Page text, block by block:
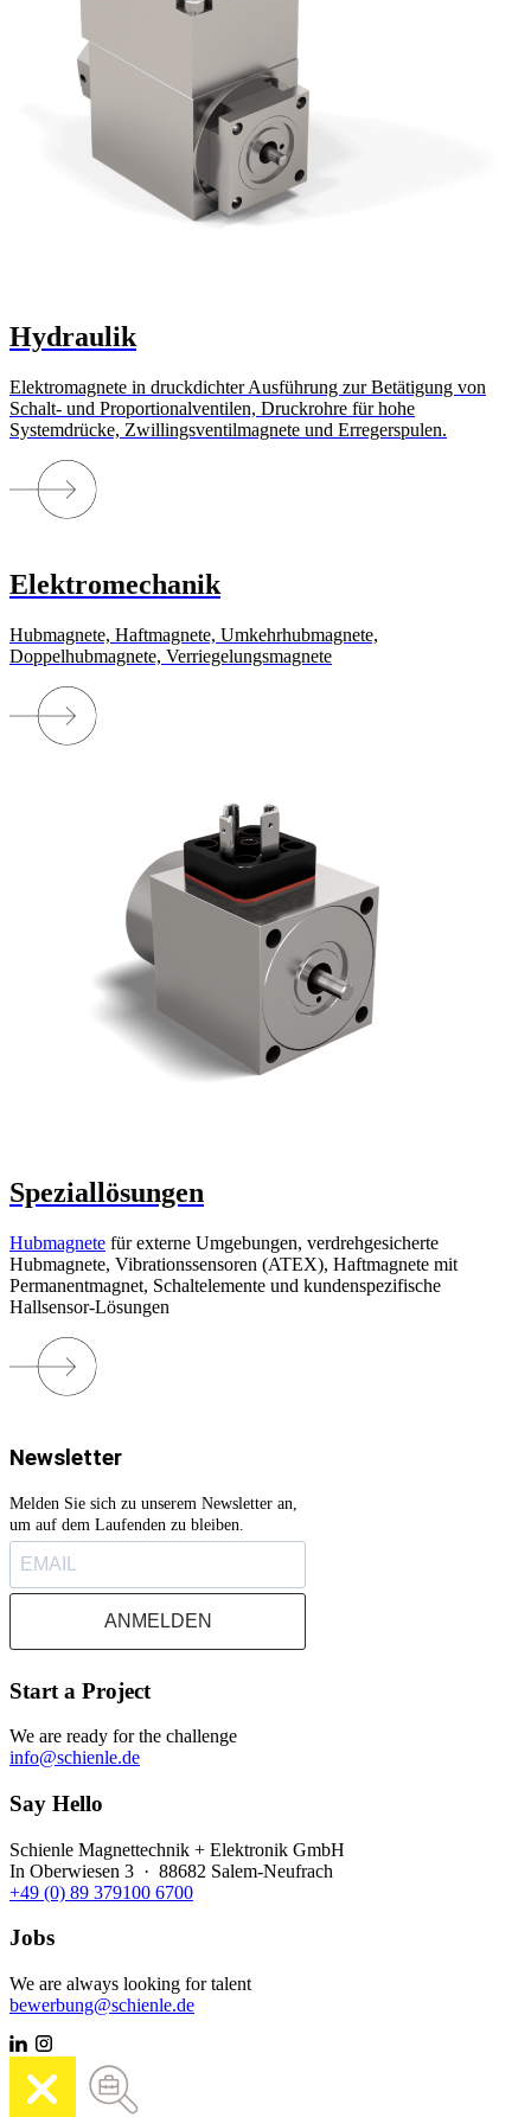
Hydraulik
Elektromagnete in druckdichter Ausführung zur Betätigung von
Schalt- und Proportionalventilen, Druckrohre für hohe
Systemdrücke, Zwillingsventilmagnete und Erregerspulen.
Elektromechanik
Hubmagnete, Haftmagnete, Umkehrhubmagnete,
Doppelhubmagnete, Verriegelungsmagnete
Speziallösungen
Hubmagnete für externe Umgebungen, verdrehgesicherte
Hubmagnete, Vibrationssensoren (ATEX), Haftmagnete mit
Permanentmagnet, Schaltelemente und kundenspezifische
Hallsensor-Lösungen
Newsletter
Melden Sie sich zu unserem Newsletter an,
um auf dem Laufenden zu bleiben.
ANMELDEN
Start a Project
We are ready for the challenge
info@schienle.de
Say Hello
Schienle Magnettechnik + Elektronik GmbH
In Oberwiesen 3 · 88682 Salem-Neufrach
+49 (0) 89 379100 6700
Jobs
We are always looking for talent
bewerbung@schienle.de